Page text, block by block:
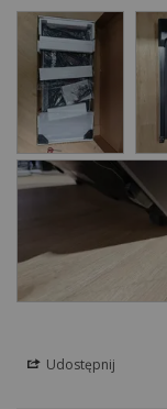
Udostępnij